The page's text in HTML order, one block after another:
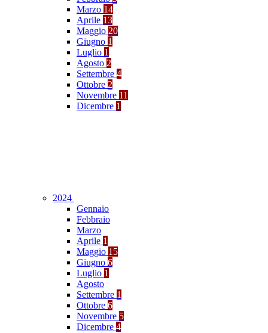
Marzo 14
Aprile 13
Maggio 20
Giugno 1
Luglio 1
Agosto 2
Settembre 4
Ottobre 2
Novembre 11
Dicembre 1
2024
Gennaio
Febbraio
Marzo
Aprile 1
Maggio 15
Giugno 6
Luglio 1
Agosto
Settembre 1
Ottobre 6
Novembre 5
Dicembre 4